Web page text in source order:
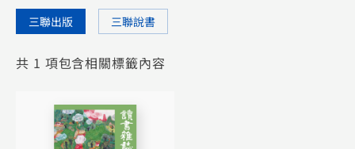
三聯出版 三聯說書
共 1 項包含相關標籤內容